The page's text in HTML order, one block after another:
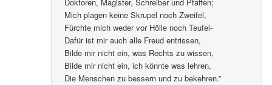
Mich plagen keine Skrupel noch Zweifel,
Fürchte mich weder vor Hölle noch Teufel-
Dafür ist mir auch alle Freud entrissen,
Bilde mir nicht ein, was Rechts zu wissen,
Bilde mir nicht ein, ich könnte was lehren,
Die Menschen zu bessern und zu bekehren.”